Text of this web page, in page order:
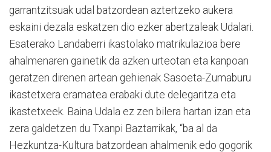
garrantzitsuak udal batzordean aztertzeko aukera
eskaini dezala eskatzen dio ezker abertzaleak Udalari.
Esaterako Landaberri ikastolako matrikulazioa bere
ahalmenaren gainetik da azken urteotan eta kanpoan
geratzen direnen artean gehienak Sasoeta-Zumaburu
ikastetxera eramatea erabaki dute delegaritza eta
ikastetxeek. Baina Udala ez zen bilera hartan izan eta
zera galdetzen du Txanpi Baztarrikak, “ba al da
Hezkuntza-Kultura batzordean ahalmenik edo gogorik